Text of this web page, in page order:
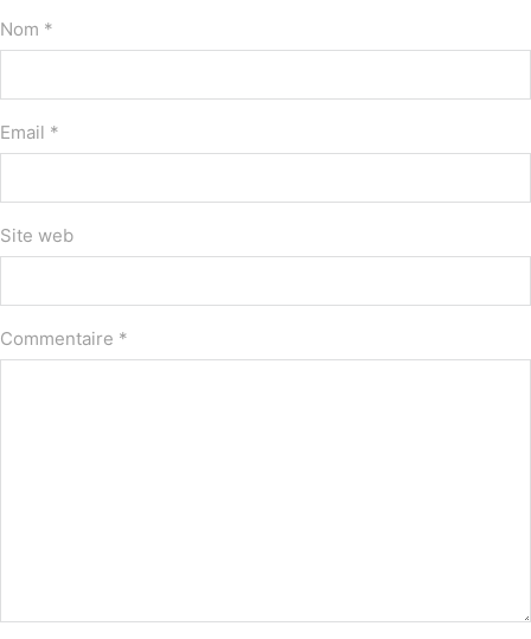
Nom *
Email *
Site web
Commentaire *